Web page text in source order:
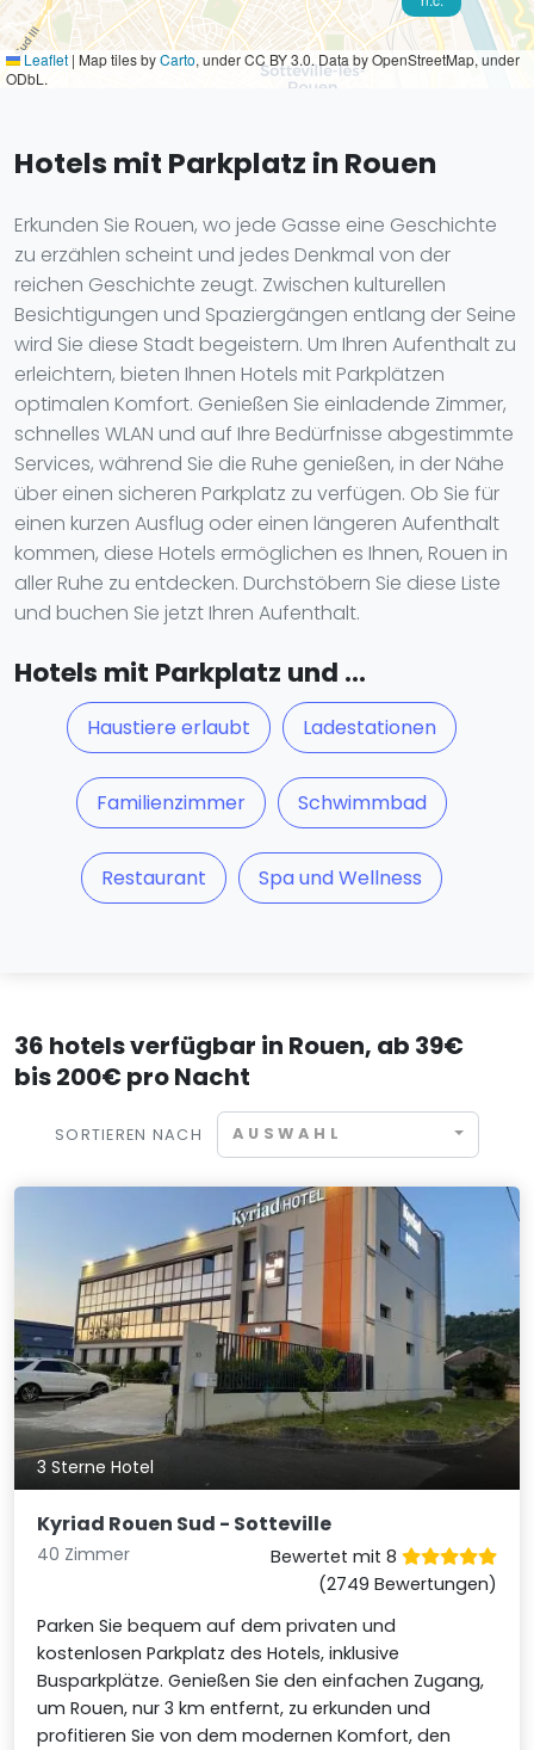
Leaflet | Map tiles byCarto, under CC BY 3.0. Data by OpenStreetMap, under
ODbL.
Hotels mit Parkplatz in Rouen
Erkunden Sie Rouen, wo jede Gasse eine Geschichte
zu erzählen scheint und jedes Denkmal von der
reichen Geschichte zeugt. Zwischen kulturellen
Besichtigungen und Spaziergängen entlang der Seine
wird Sie diese Stadt begeistern. Um Ihren Aufenthalt zu
erleichtern, bieten Ihnen Hotels mit Parkplätzen
optimalen Komfort. Genießen Sie einladende Zimmer,
schnelles WLAN und auf Ihre Bedürfnisse abgestimmte
Services, während Sie die Ruhe genießen, in der Nähe
über einen sicheren Parkplatz zu verfügen. Ob Sie für
einen kurzen Ausflug oder einen längeren Aufenthalt
kommen, diese Hotels ermöglichen es Ihnen, Rouen in
aller Ruhe zu entdecken. Durchstöbern Sie diese Liste
und buchen Sie jetzt Ihren Aufenthalt.
Hotels mit Parkplatz und ...
Haustiere erlaubt Ladestationen
Familienzimmer Schwimmbad
Restaurant Spa und Wellness
36 hotels verfügbar in Rouen, ab 39€
bis 200€ pro Nacht
SORTIEREN NACH AUSWAHL
3 Sterne Hotel
Kyriad Rouen Sud - Sotteville
40 Zimmer
Bewertet mit 8
(2749 Bewertungen)
Parken Sie bequem auf dem privaten und
kostenlosen Parkplatz des Hotels, inklusive
Busparkplätze. Genießen Sie den einfachen Zugang,
um Rouen, nur 3 km entfernt, zu erkunden und
profitieren Sie von dem modernen Komfort, den